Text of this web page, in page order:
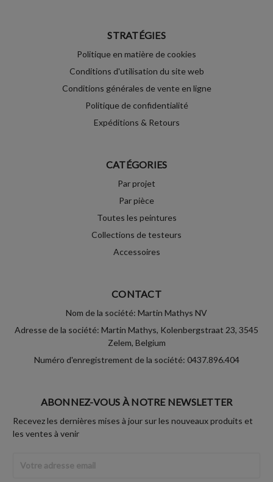
STRATÉGIES
Politique en matière de cookies
Conditions d'utilisation du site web
Conditions générales de vente en ligne
Politique de confidentialité
Expéditions & Retours
CATÉGORIES
Par projet
Par pièce
Toutes les peintures
Collections de testeurs
Accessoires
CONTACT
Nom de la société: Martin Mathys NV
Adresse de la société: Martin Mathys, Kolenbergstraat 23, 3545
Zelem, Belgium
Numéro d'enregistrement de la société: 0437.896.404
ABONNEZ-VOUS À NOTRE NEWSLETTER
Recevez les dernières mises à jour sur les nouveaux produits et
les ventes à venir
Email